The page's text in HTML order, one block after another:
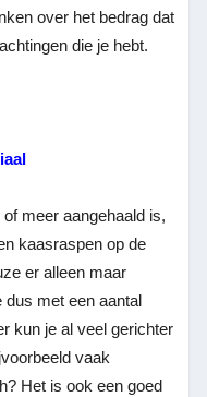
over het bedrag dat
die je hebt.
meer aangehaald is,
kaasraspen op de
er alleen maar
dus met een aantal
kun je al veel gerichter
vaak
Het is ook een goed